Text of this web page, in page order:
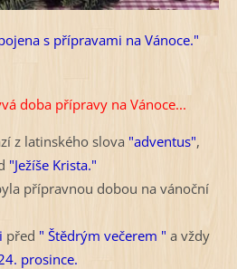
s přípravami na Vánoce."
doba přípravy na Vánoce...
z latinského slova "adventus",
"Ježíše Krista."
přípravnou dobou na vánoční
před " Štědrým večerem " a vždy
prosince.